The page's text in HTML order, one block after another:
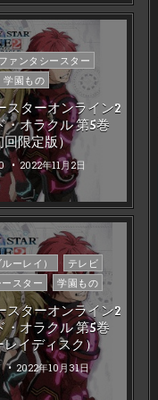
ァンタシースター
学園もの
スターオンライン2
・オラクル 第5巻
回限定版）
2022年11月2日
ーレイ）
テレビ
スター
学園もの
スターオンライン2
・オラクル 第5巻
レイディスク）
2022年10月31日